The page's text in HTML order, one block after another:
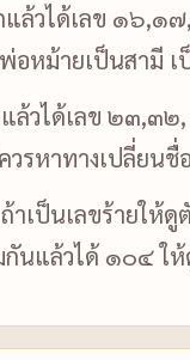
ล้วได้เลข ๑๖,๑
อหม้ายเป็นสามี
ล้วได้เลข ๒๓,๓
วรหาทางเปลี่ยนชื่
าเป็นเลขร้ายให้
กันแล้วได้ ๑๐๔ ใ